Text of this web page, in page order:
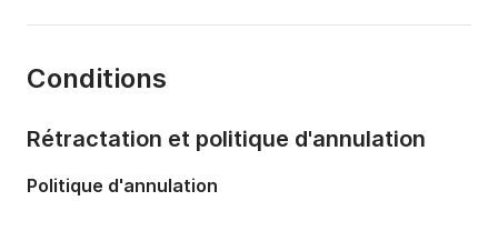
Nombre de couchages:
Longueur:
Conditions
Rétractation et politique d'annulation
Politique d'annulation